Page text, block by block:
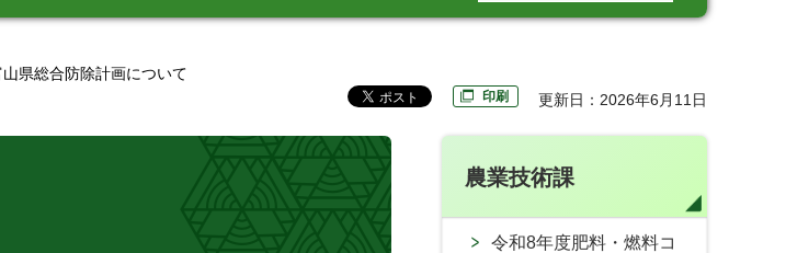
山県総合防除計画について
印刷 更新日：2026年6月11日
農業技術課
令和8年度肥料・燃料コ